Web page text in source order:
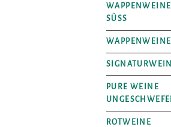
SÜSS
WAPPENWEINE
PURE WEINE
ROTWEINE